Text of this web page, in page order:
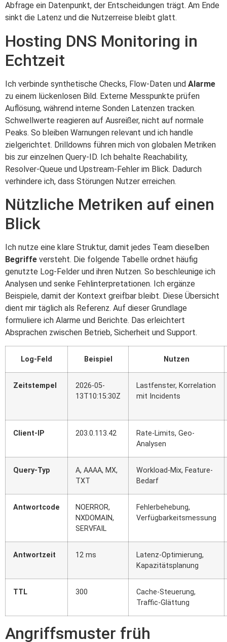
Abfrage ein Datenpunkt, der Entscheidungen trägt. Am Ende
sinkt die Latenz und die Nutzerreise bleibt glatt.
Hosting DNS Monitoring in
Echtzeit
Ich verbinde synthetische Checks, Flow-Daten und Alarme
zu einem lückenlosen Bild. Externe Messpunkte prüfen
Auflösung, während interne Sonden Latenzen tracken.
Schwellwerte reagieren auf Ausreißer, nicht auf normale
Peaks. So bleiben Warnungen relevant und ich handle
zielgerichtet. Drilldowns führen mich von globalen Metriken
bis zur einzelnen Query-ID. Ich behalte Reachability,
Resolver-Queue und Upstream-Fehler im Blick. Dadurch
verhindere ich, dass Störungen Nutzer erreichen.
Nützliche Metriken auf einen
Blick
Ich nutze eine klare Struktur, damit jedes Team dieselben
Begriffe versteht. Die folgende Tabelle ordnet häufig
genutzte Log-Felder und ihren Nutzen. So beschleunige ich
Analysen und senke Fehlinterpretationen. Ich ergänze
Beispiele, damit der Kontext greifbar bleibt. Diese Übersicht
dient mir täglich als Referenz. Auf dieser Grundlage
formuliere ich Alarme und Berichte. Das erleichtert
Absprachen zwischen Betrieb, Sicherheit und Support.
Log-Feld Beispiel Nutzen
Zeitstempel
2026-05-
13T10:15:30Z
Lastfenster, Korrelation
mit Incidents
Client-IP 203.0.113.42
Rate-Limits, Geo-
Analysen
Query-Typ
A, AAAA, MX,
TXT
Workload-Mix, Feature-
Bedarf
Antwortcode
NOERROR,
NXDOMAIN,
SERVFAIL
Fehlerbehebung,
Verfügbarkeitsmessung
Antwortzeit 12 ms
Latenz-Optimierung,
Kapazitätsplanung
TTL 300
Cache-Steuerung,
Traffic-Glättung
Angriffsmuster früh